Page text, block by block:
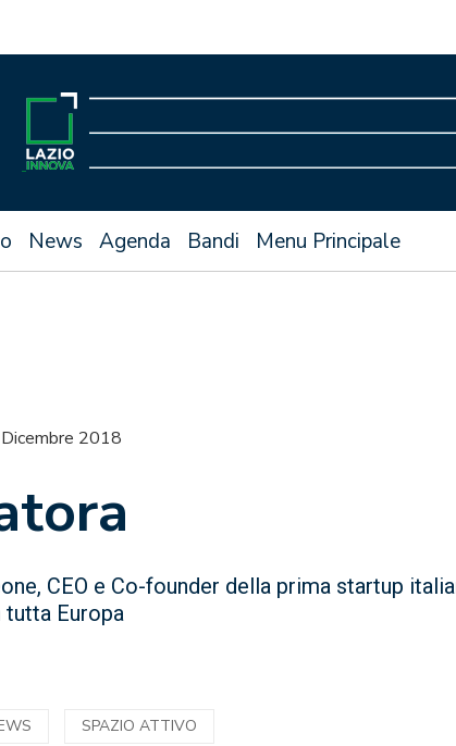
News Agenda Bandi Menu Principale
2018
CEO e Co-founder della prima startup
tutta Europa
SPAZIO ATTIVO